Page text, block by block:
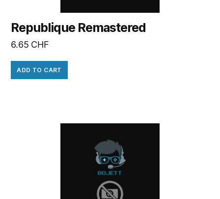
Republique Remastered
6.65 CHF
ADD TO CART